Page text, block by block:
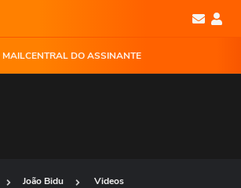
MAILCENTRAL DO ASSINANTE
João Bidu Videos